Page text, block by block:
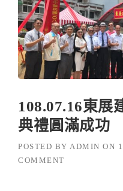
108.07.16東展
典禮圓滿成功
POSTED BY ADMIN ON
COMMENT